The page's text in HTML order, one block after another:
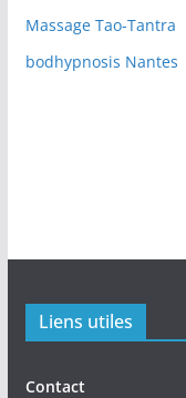
Massage Tao-Tantra
bodhypnosis Nantes
Liens utiles
Contact